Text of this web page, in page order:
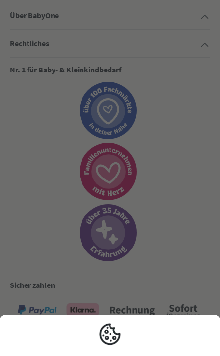
Über BabyOne
Rechtliches
Nr. 1 für Baby- & Kleinkindbedarf
Sicher zahlen